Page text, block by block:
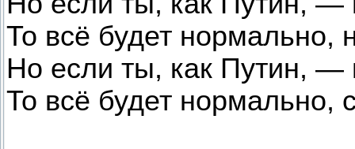
То всё будет нормально,
Но если ты, как Путин, —
То всё будет нормально,